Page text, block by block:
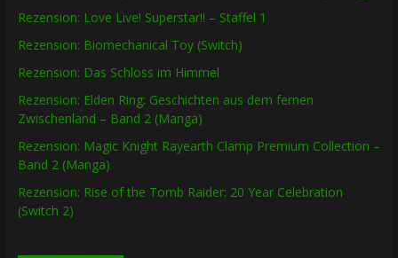
Rezension: Love Live! Superstar!! – Staffel 1
Rezension: Biomechanical Toy (Switch)
Rezension: Das Schloss im Himmel
Rezension: Elden Ring: Geschichten aus dem fernen
Zwischenland – Band 2 (Manga)
Rezension: Magic Knight Rayearth Clamp Premium Collection –
Band 2 (Manga)
Rezension: Rise of the Tomb Raider: 20 Year Celebration
(Switch 2)